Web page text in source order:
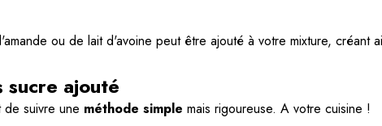
ou de lait d'avoine peut être ajouté à votre mixture, créant
ajouté
suivre une méthode simple mais rigoureuse. A votre cuisine !